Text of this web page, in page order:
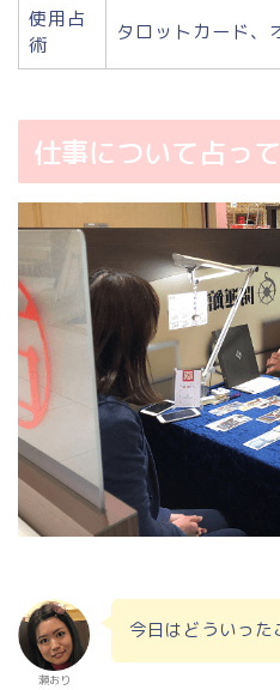
使用占
術
タロットカード、
仕事について占っ
瀬おり
今日はどういった